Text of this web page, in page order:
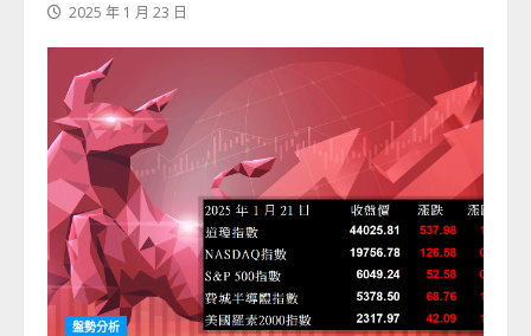
2025 年 1 月 23 日
盤勢分析